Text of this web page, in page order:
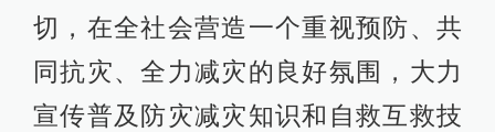
切，在全社会营造一个重视预防、共
同抗灾、全力减灾的良好氛围，大力
宣传普及防灾减灾知识和自救互救技